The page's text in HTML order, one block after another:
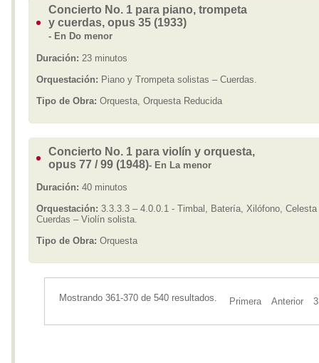
Concierto No. 1 para piano, trompeta
y cuerdas, opus 35 (1933)
- En Do menor
Duración: 23 minutos
Orquestación: Piano y Trompeta solistas – Cuerdas.
Tipo de Obra: Orquesta, Orquesta Reducida
Concierto No. 1 para violín y orquesta,
opus 77 / 99 (1948)- En La menor
Duración: 40 minutos
Orquestación: 3.3.3.3 – 4.0.0.1 - Timbal, Batería, Xilófono, Celesta
Cuerdas – Violín solista.
Tipo de Obra: Orquesta
Mostrando 361-370 de 540 resultados. Primera Anterior